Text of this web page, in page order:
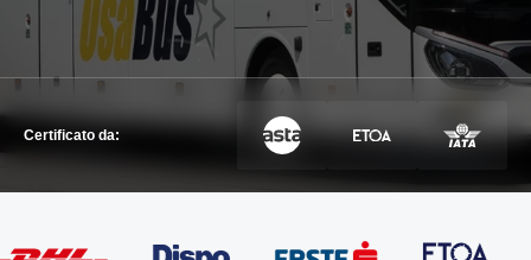
METTITI IN CONTATTO
METTITI IN CONTATTO
Certificato da: